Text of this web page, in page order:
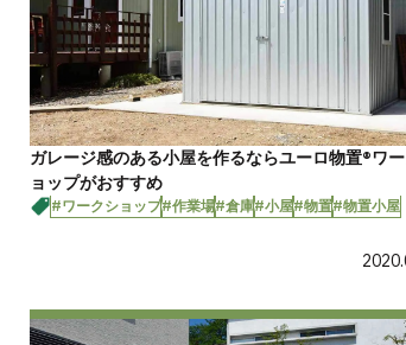
ガレージ感のある小屋を作るならユーロ物置®ワ
ョップがおすすめ
#ワークショップ#作業場#倉庫#小屋#物置#物置小屋